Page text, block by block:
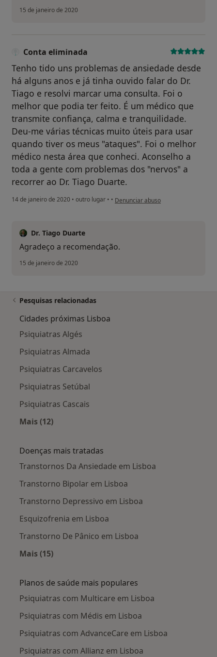
15 de janeiro de 2020
Conta eliminada
Tenho tido uns problemas de ansiedade desde
há alguns anos e já tinha ouvido falar do Dr.
Tiago e resolvi marcar uma consulta. Foi o
melhor que podia ter feito. É um médico que
transmite confiança, calma e tranquilidade.
Deu-me várias técnicas muito úteis para usar
quando tiver os meus "ataques". Foi o melhor
médico nesta área que conheci. Aconselho a
toda a gente com problemas dos "nervos" a
recorrer ao Dr. Tiago Duarte.
14 de janeiro de 2020 • outro lugar • • na opinião do utilizador Conta
Denunciar abuso
Dr. Tiago Duarte
Agradeço a recomendação.
15 de janeiro de 2020
Pesquisas relacionadas
Cidades próximas Lisboa
Psiquiatras Algés
Psiquiatras Almada
Psiquiatras Carcavelos
Psiquiatras Setúbal
Psiquiatras Cascais
Mais (12)
Doenças mais tratadas
Transtornos Da Ansiedade em Lisboa
Transtorno Bipolar em Lisboa
Transtorno Depressivo em Lisboa
Esquizofrenia em Lisboa
Transtorno De Pânico em Lisboa
Mais (15)
Planos de saúde mais populares
Psiquiatras com Multicare em Lisboa
Psiquiatras com Médis em Lisboa
Psiquiatras com AdvanceCare em Lisboa
Psiquiatras com Allianz em Lisboa